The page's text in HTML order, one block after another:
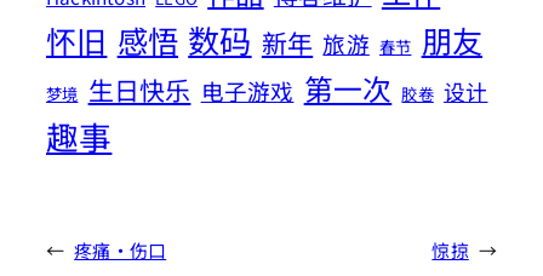
怀旧 感悟 数码 新年 旅游 春节 朋友
梦境 生日快乐 电子游戏 第一次 胶卷 设计
趣事
← 疼痛·伤口 惊掠 →